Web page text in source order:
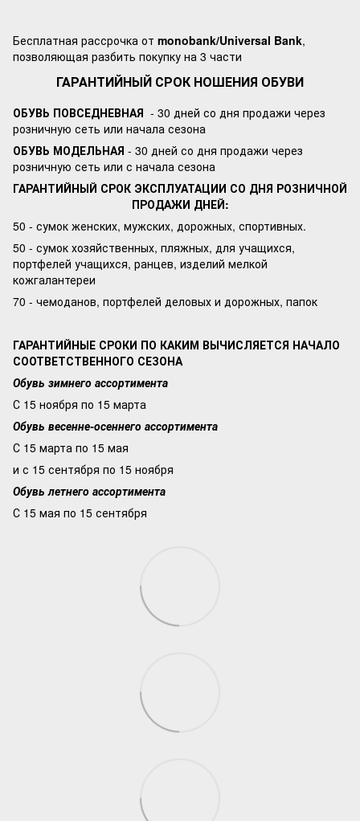
Бесплатная рассрочка от monobank/Universal Bank,
позволяющая разбить покупку на 3 части
ГАРАНТИЙНЫЙ СРОК НОШЕНИЯ ОБУВИ
ОБУВЬ ПОВСЕДНЕВНАЯ - 30 дней со дня продажи через
розничную сеть или начала сезона
ОБУВЬ МОДЕЛЬНАЯ - 30 дней со дня продажи через
розничную сеть или с начала сезона
ГАРАНТИЙНЫЙ СРОК ЭКСПЛУАТАЦИИ СО ДНЯ РОЗНИЧНОЙ
ПРОДАЖИ ДНЕЙ:
50 - сумок женских, мужских, дорожных, спортивных.
50 - сумок хозяйственных, пляжных, для учащихся,
портфелей учащихся, ранцев, изделий мелкой
кожгалантереи
70 - чемоданов, портфелей деловых и дорожных, папок
ГАРАНТИЙНЫЕ СРОКИ ПО КАКИМ ВЫЧИСЛЯЕТСЯ НАЧАЛО
СООТВЕТСТВЕННОГО СЕЗОНА
Обувь зимнего ассортимента
С 15 ноября по 15 марта
Обувь весенне-осеннего ассортимента
С 15 марта по 15 мая
и с 15 сентября по 15 ноября
Обувь летнего ассортимента
С 15 мая по 15 сентября